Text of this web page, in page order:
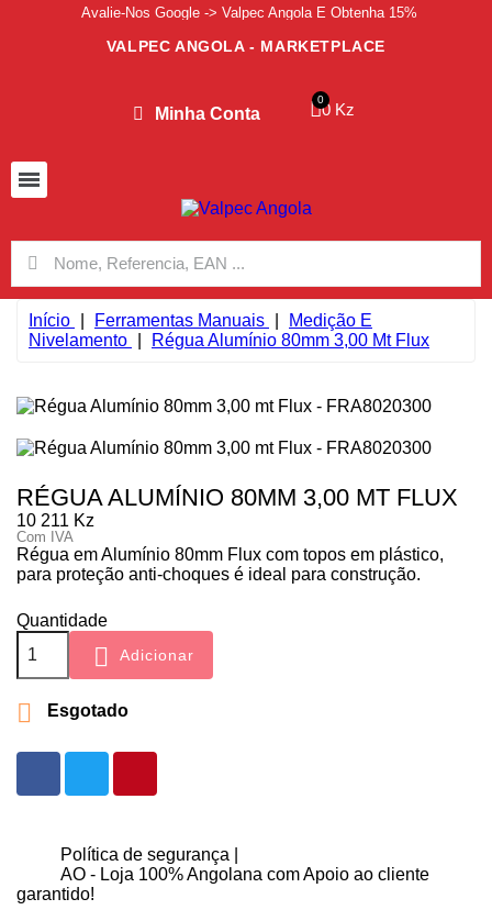
Avalie-Nos Google -> Valpec Angola E Obtenha 15%
VALPEC ANGOLA - MARKETPLACE
Minha Conta 0 Kz
Início Ferramentas Manuais
Medição E
Nivelamento
Régua Alumínio 80mm 3,00 Mt Flux
RÉGUA ALUMÍNIO 80MM 3,00 MT FLUX
10 211 Kz
Com IVA
Régua em Alumínio 80mm Flux com topos em plástico,
para proteção anti-choques é ideal para construção.
Quantidade
 Adicionar
 Esgotado
Política de segurança |
AO - Loja 100% Angolana com Apoio ao cliente
garantido!